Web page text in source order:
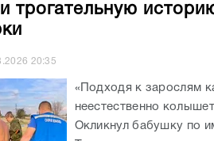
трогательную
20:35
«Подходя к зарослям
неестественно
Окликнул бабушку по